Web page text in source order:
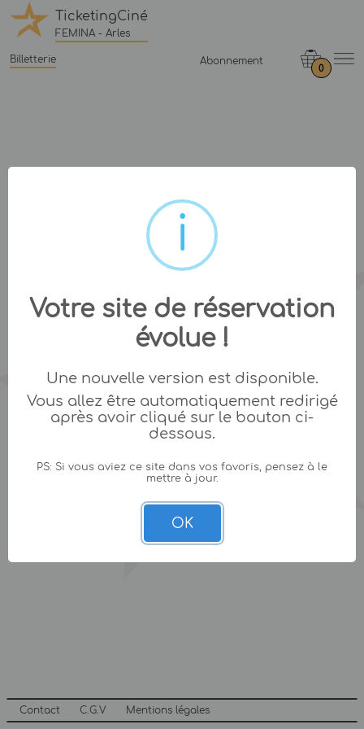
TicketingCiné
FEMINA - Arles
Billetterie Abonnement
0
Contact C.G.V Mentions légales
Votre site de réservation
évolue !
Une nouvelle version est disponible.
Vous allez être automatiquement redirigé
après avoir cliqué sur le bouton ci-
dessous.
PS: Si vous aviez ce site dans vos favoris, pensez à le
mettre à jour.
OK